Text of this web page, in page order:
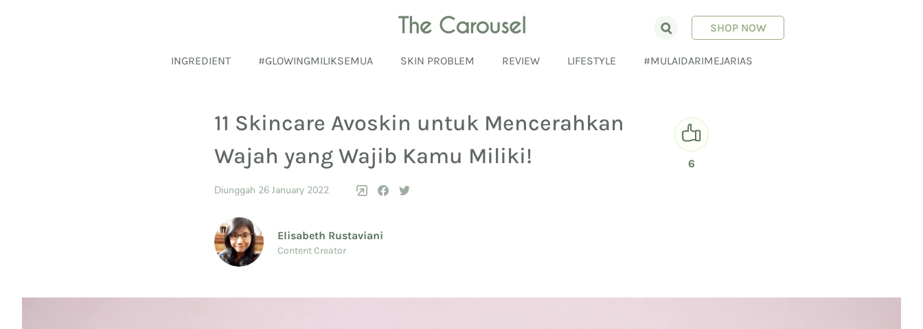
INGREDIENT #GLOWINGMILIKSEMUA SKIN PROBLEM REVIEW LIFESTYLE #MULAIDARIMEJARIAS
SHOP NOW
11 Skincare Avoskin untuk Mencerahkan
Wajah yang Wajib Kamu Miliki!
6
Diunggah 26 January 2022
Elisabeth Rustaviani
Content Creator